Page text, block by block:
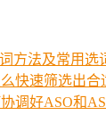
方法及常用选
快速筛选出合
调好ASO和